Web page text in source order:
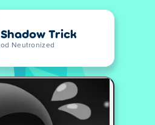
Shadow Trick
od Neutronized